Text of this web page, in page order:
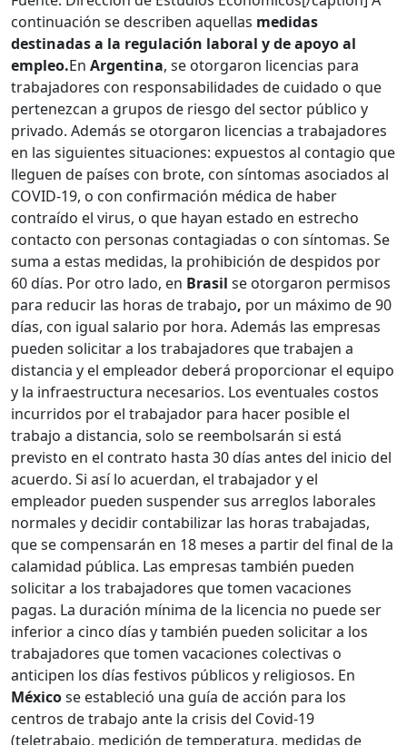
continuación se describen aquellas medidas
destinadas a la regulación laboral y de apoyo al
empleo.En Argentina, se otorgaron licencias para
trabajadores con responsabilidades de cuidado o que
pertenezcan a grupos de riesgo del sector público y
privado. Además se otorgaron licencias a trabajadores
en las siguientes situaciones: expuestos al contagio que
lleguen de países con brote, con síntomas asociados al
COVID-19, o con confirmación médica de haber
contraído el virus, o que hayan estado en estrecho
contacto con personas contagiadas o con síntomas. Se
suma a estas medidas, la prohibición de despidos por
60 días. Por otro lado, en Brasil se otorgaron permisos
para reducir las horas de trabajo, por un máximo de 90
días, con igual salario por hora. Además las empresas
pueden solicitar a los trabajadores que trabajen a
distancia y el empleador deberá proporcionar el equipo
y la infraestructura necesarios. Los eventuales costos
incurridos por el trabajador para hacer posible el
trabajo a distancia, solo se reembolsarán si está
previsto en el contrato hasta 30 días antes del inicio del
acuerdo. Si así lo acuerdan, el trabajador y el
empleador pueden suspender sus arreglos laborales
normales y decidir contabilizar las horas trabajadas,
que se compensarán en 18 meses a partir del final de la
calamidad pública. Las empresas también pueden
solicitar a los trabajadores que tomen vacaciones
pagas. La duración mínima de la licencia no puede ser
inferior a cinco días y también pueden solicitar a los
trabajadores que tomen vacaciones colectivas o
anticipen los días festivos públicos y religiosos. En
Méxicose estableció una guía de acción para los
centros de trabajo ante la crisis del Covid-19
(teletrabajo, medición de temperatura, medidas de